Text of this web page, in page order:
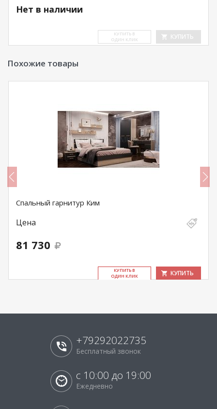
Нет в наличии
КУ­ПИТЬ В
ОДИН КЛИК
КУПИТЬ
Похожие товары
Спальный гарнитур Ким
Цена
81 730
КУ­ПИТЬ В
ОДИН КЛИК
КУПИТЬ
+79292022735
Бесплатный звонок
с 10:00 до 19:00
Ежедневно